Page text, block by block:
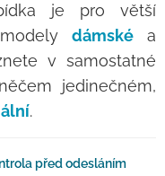
je pro větší
dámské a
v samostatné
jedinečném,
.
před odesláním